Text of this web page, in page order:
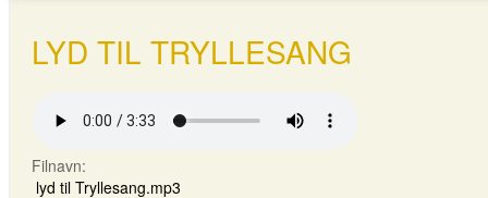
LYD TIL TRYLLESANG
Filnavn:
lyd til Tryllesang.mp3